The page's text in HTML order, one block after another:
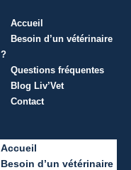
Accueil
Besoin d’un vétérinaire
?
Questions fréquentes
Blog Liv’Vet
Contact
Accueil
Besoin d’un vétérinaire